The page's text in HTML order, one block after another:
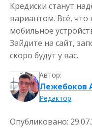
Кредиски станут
вариантом. Всё,
мобильное
Зайдите на сайт,
скоро будут у вас.
Автор:
Лежебоков
Редактор
Опубликовано: